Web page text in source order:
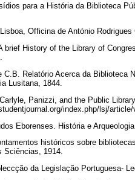
para a História da Biblioteca
Officina de António
brief History of the Library of
C.B. Relatório Acerca da Biblioteca
Lusitana, 1844.
Panizzi, and the Public
index.php/lsj/
Eborenses. História e
históricos sobre
Sciências, 1914.
da Legislação Portuguesa-